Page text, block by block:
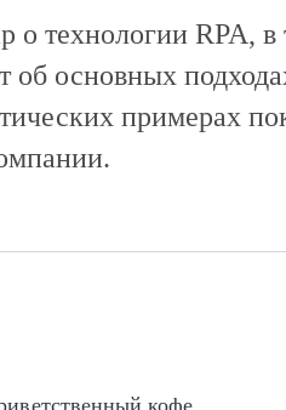
технологии RPA, в
основных
примерах